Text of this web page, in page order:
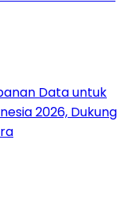
Data untuk
2026, Dukung